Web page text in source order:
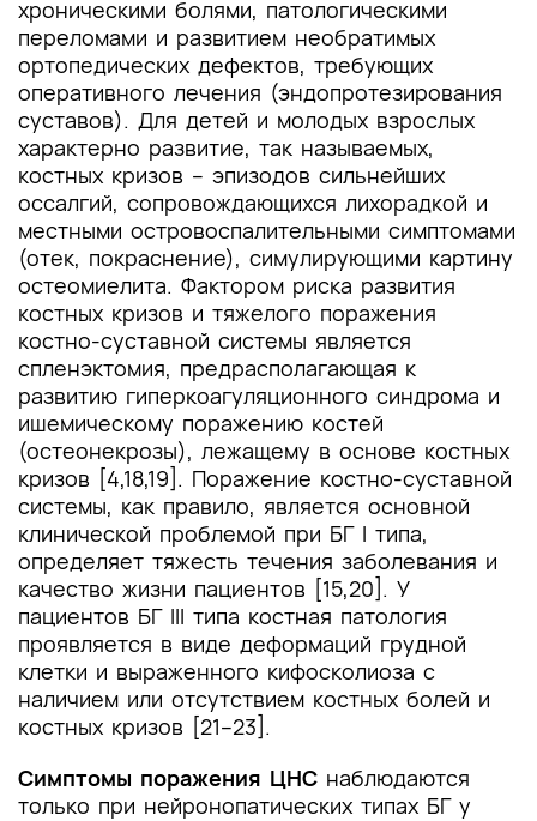
хроническими болями, патологическими
переломами и развитием необратимых
ортопедических дефектов, требующих
оперативного лечения (эндопротезирования
суставов). Для детей и молодых взрослых
характерно развитие, так называемых,
костных кризов – эпизодов сильнейших
оссалгий, сопровождающихся лихорадкой и
местными островоспалительными симптомами
(отек, покраснение), симулирующими картину
остеомиелита. Фактором риска развития
костных кризов и тяжелого поражения
костно-суставной системы является
спленэктомия, предрасполагающая к
развитию гиперкоагуляционного синдрома и
ишемическому поражению костей
(остеонекрозы), лежащему в основе костных
кризов [4,18,19]. Поражение костно-суставной
системы, как правило, является основной
клинической проблемой при БГ I типа,
определяет тяжесть течения заболевания и
качество жизни пациентов [15,20]. У
пациентов БГ III типа костная патология
проявляется в виде деформаций грудной
клетки и выраженного кифосколиоза с
наличием или отсутствием костных болей и
костных кризов [21–23].
Симптомы поражения ЦНС наблюдаются
только при нейронопатических типах БГ у